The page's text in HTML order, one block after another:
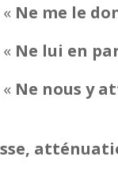
« Ne me le
« Ne lui en
« Ne nous y